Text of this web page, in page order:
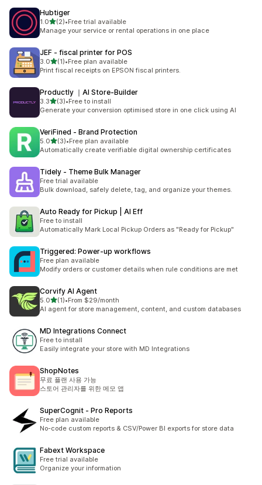
Hubtiger
1.0별 5개 중
(2)
총 리뷰 2개
•Free trial available
Manage your service or rental operations in one place
JEF ‑ fiscal printer for POS
3.0별 5개 중
(1)
총 리뷰 1개
•Free plan available
Print fiscal receipts on EPSON fiscal printers.
Productly ｜AI Store‑Builder
3.3별 5개 중
(3)
총 리뷰 3개
•Free to install
Generate your conversion optimised store in one click using AI
VeriFined ‑ Brand Protection
5.0별 5개 중
(3)
총 리뷰 3개
•Free plan available
Automatically create verifiable digital ownership certificates
Tidely ‑ Theme Bulk Manager
Free trial available
Bulk download, safely delete, tag, and organize your themes.
Auto Ready for Pickup | AI Eff
Free to install
Automatically Mark Local Pickup Orders as "Ready for Pickup"
Triggered: Power‑up workflows
Free plan available
Modify orders or customer details when rule conditions are met
Corvify AI Agent
5.0별 5개 중
(1)
총 리뷰 1개
•From $29/month
AI agent for store management, content, and custom databases
MD Integrations Connect
Free to install
Easily integrate your store with MD Integrations
ShopNotes
무료 플랜 사용 가능
스토어 관리자를 위한 메모 앱
SuperCognit ‑ Pro Reports
Free plan available
No-code custom reports & CSV/Power BI exports for store data
Fabext Workspace
Free trial available
Organize your information